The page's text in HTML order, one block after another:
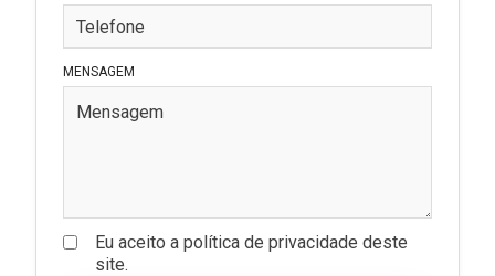
MENSAGEM
Eu aceito a política de privacidade deste
site.